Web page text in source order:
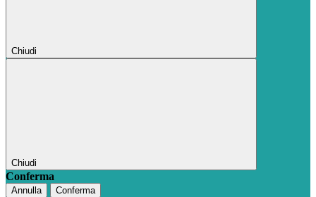
Chiudi
Chiudi
Conferma
Annulla Conferma